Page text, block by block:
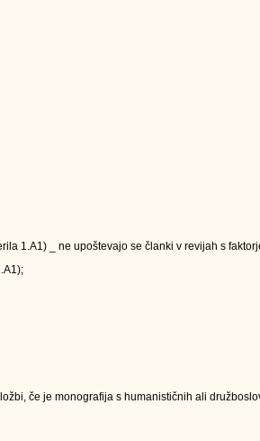
1.A1) _ ne upoštevajo se članki v revijah s
če je monografija s humanističnih ali